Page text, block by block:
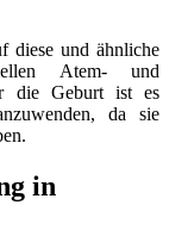
diese und ähnliche
Atem- und
die Geburt ist es
da sie
in